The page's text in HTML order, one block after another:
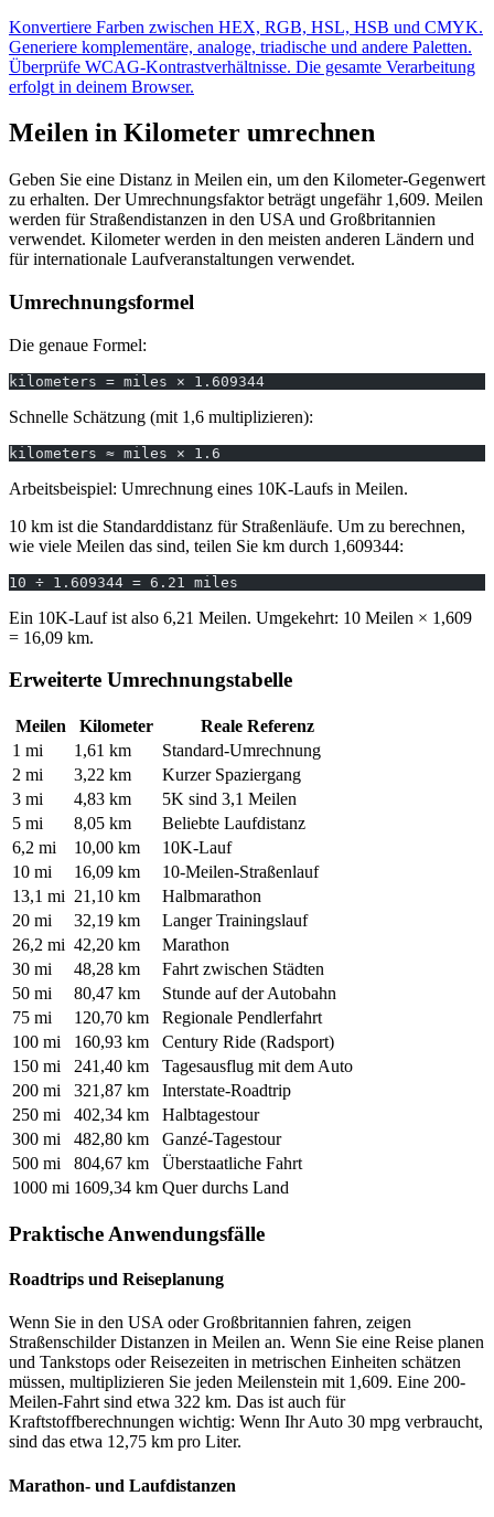
Konvertiere Farben zwischen HEX, RGB, HSL, HSB und CMYK.
Generiere komplementäre, analoge, triadische und andere Paletten.
Überprüfe WCAG-Kontrastverhältnisse. Die gesamte Verarbeitung
erfolgt in deinem Browser.
Meilen in Kilometer umrechnen
Geben Sie eine Distanz in Meilen ein, um den Kilometer-Gegenwert
zu erhalten. Der Umrechnungsfaktor beträgt ungefähr 1,609. Meilen
werden für Straßendistanzen in den USA und Großbritannien
verwendet. Kilometer werden in den meisten anderen Ländern und
für internationale Laufveranstaltungen verwendet.
Umrechnungsformel
Die genaue Formel:
kilometers = miles × 1.609344
Schnelle Schätzung (mit 1,6 multiplizieren):
kilometers ≈ miles × 1.6
Arbeitsbeispiel: Umrechnung eines 10K-Laufs in Meilen.
10 km ist die Standarddistanz für Straßenläufe. Um zu berechnen,
wie viele Meilen das sind, teilen Sie km durch 1,609344:
10 ÷ 1.609344 = 6.21 miles
Ein 10K-Lauf ist also 6,21 Meilen. Umgekehrt: 10 Meilen × 1,609
= 16,09 km.
Erweiterte Umrechnungstabelle
Meilen Kilometer
Reale Referenz
1 mi
1,61 km
Standard-Umrechnung
2 mi
3,22 km
Kurzer Spaziergang
3 mi
4,83 km
5K sind 3,1 Meilen
5 mi
8,05 km
Beliebte Laufdistanz
6,2 mi
10,00 km
10K-Lauf
10 mi
16,09 km
10-Meilen-Straßenlauf
13,1 mi 21,10 km
Halbmarathon
20 mi
32,19 km
Langer Trainingslauf
26,2 mi 42,20 km
Marathon
30 mi
48,28 km
Fahrt zwischen Städten
50 mi
80,47 km
Stunde auf der Autobahn
75 mi
120,70 km
Regionale Pendlerfahrt
100 mi
160,93 km
Century Ride (Radsport)
150 mi
241,40 km
Tagesausflug mit dem Auto
200 mi
321,87 km
Interstate-Roadtrip
250 mi
402,34 km
Halbtagestour
300 mi
482,80 km
Ganzé-Tagestour
500 mi
804,67 km
Überstaatliche Fahrt
1000 mi 1609,34 km Quer durchs Land
Praktische Anwendungsfälle
Roadtrips und Reiseplanung
Wenn Sie in den USA oder Großbritannien fahren, zeigen
Straßenschilder Distanzen in Meilen an. Wenn Sie eine Reise planen
und Tankstops oder Reisezeiten in metrischen Einheiten schätzen
müssen, multiplizieren Sie jeden Meilenstein mit 1,609. Eine 200-
Meilen-Fahrt sind etwa 322 km. Das ist auch für
Kraftstoffberechnungen wichtig: Wenn Ihr Auto 30 mpg verbraucht,
sind das etwa 12,75 km pro Liter.
Marathon- und Laufdistanzen